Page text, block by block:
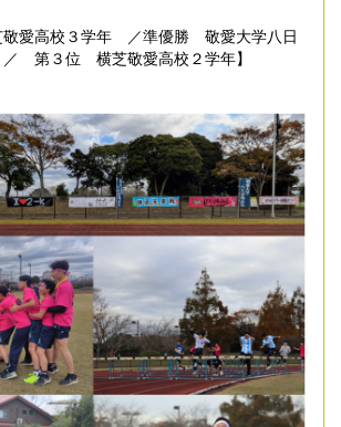
敬愛高校３学年 ／準優勝 敬愛大学八日
第３位 横芝敬愛高校２学年】